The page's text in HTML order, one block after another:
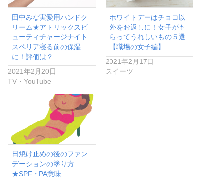
田中みな実愛用ハンドク
リーム★アトリックスビ
ューティチャージナイト
スペリア寝る前の保湿
に！評価は？
2021年2月20日
TV・YouTube
ホワイトデーはチョコ以
外をお返しに！女子がも
らってうれしいもの５選
【職場の女子編】
2021年2月17日
スイーツ
日焼け止めの後のファン
デーションの塗り方
★SPF・PA意味